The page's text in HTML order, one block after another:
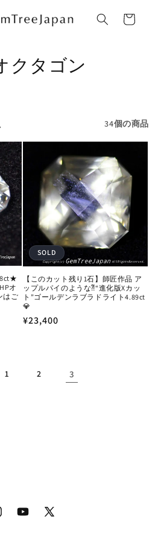
ー
クタゴン
34個の商品
オ
はご
SOLD
【このカット残り1石】師匠作品 ア
ップルパイのような⁈“進化版Xカッ
ト”ゴールデンラブラドライト4.89ct
💎
通
¥23,400
1 2 3
YouTube
X